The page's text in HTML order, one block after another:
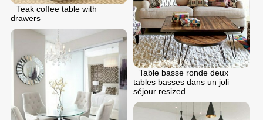
Teak coffee table with
drawers
Table basse ronde deux
tables basses dans un joli
séjour resized